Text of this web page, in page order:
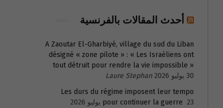
أحدث المقالات بالفرنسية
A Zaoutar El-Gharbiyé, village du sud du Liban
désigné « zone pilote » : « Les Israéliens ont
tout détruit pour rendre la vie impossible »
30 يوليو 2026
Laure Stephan
Les durs du régime imposent leur tempo
pour continuer la guerre 23 يوليو 2026